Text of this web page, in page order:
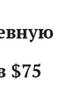
$75